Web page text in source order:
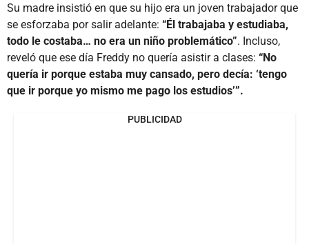
Su madre insistió en que su hijo era un joven trabajador que
se esforzaba por salir adelante: “Él trabajaba y estudiaba,
todo le costaba… no era un niño problemático”. Incluso,
reveló que ese día Freddy no quería asistir a clases: “No
quería ir porque estaba muy cansado, pero decía: ‘tengo
que ir porque yo mismo me pago los estudios’”.
PUBLICIDAD